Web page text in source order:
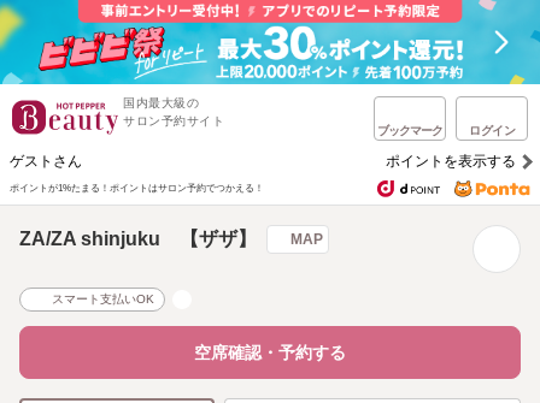
国内最大級の
サロン予約サイト
ブックマーク ログイン
ゲストさん ポイントを表示する
ポイントが1%たまる！ ポイントはサロン予約でつかえる！
ZA/ZA shinjuku 【ザザ】 MAP
スマート支払いOK
空席確認・予約する